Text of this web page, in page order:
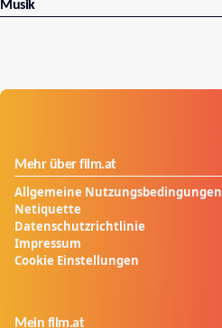
Musik
Mehr über film.at
Allgemeine Nutzungsbedingungen
Netiquette
Datenschutzrichtlinie
Impressum
Cookie Einstellungen
Mein film.at